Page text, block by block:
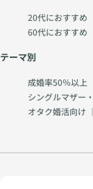
20代におすすめ
60代におすすめ
テーマ別
成婚率50％以上
シングルマザー
オタク婚活向け ｜